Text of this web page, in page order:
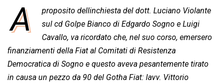
c
e
o
o
k
a
t
s
A
p
p
n
k
e
d
I
n
r
e
a
d
s
a
i
l
p
y
L
i
n
k
i
n
t
A
proposito dellinchiesta del dott. Luciano Violante
sul cd Golpe Bianco di Edgardo Sogno e Luigi
Cavallo, va ricordato che, nel suo corso, emersero
finanziamenti della Fiat al Comitati di Resistenza
Democratica di Sogno e questo aveva pesantemente tirato
in causa un  pezzo da 90  del Gotha Fiat: lavv. Vittorio